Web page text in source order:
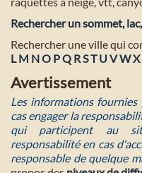
Rechercher un sommet,
Rechercher une ville qui
L M NO PQ RST U VWX
Avertissement
Les informations
cas engager la
qui participent au
responsabilité en cas
responsable de quelque